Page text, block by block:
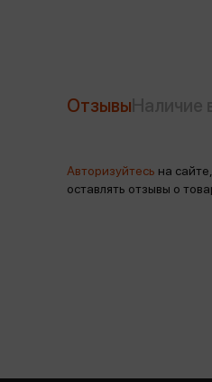
Отзывы
Авторизуйтесь на
оставлять отзывы о